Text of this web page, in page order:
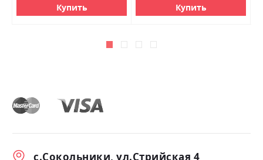
Купить Купить
с.Сокольники, ул.Стрийская 4